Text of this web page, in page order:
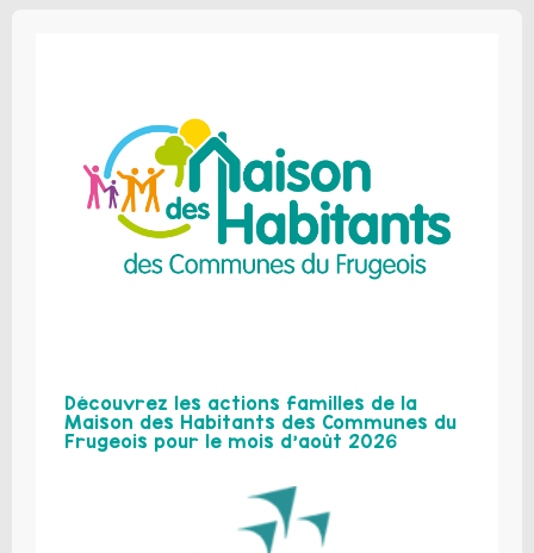
Découvrez les actions familles de la
Maison des Habitants des Communes du
Frugeois pour le mois d’août 2026